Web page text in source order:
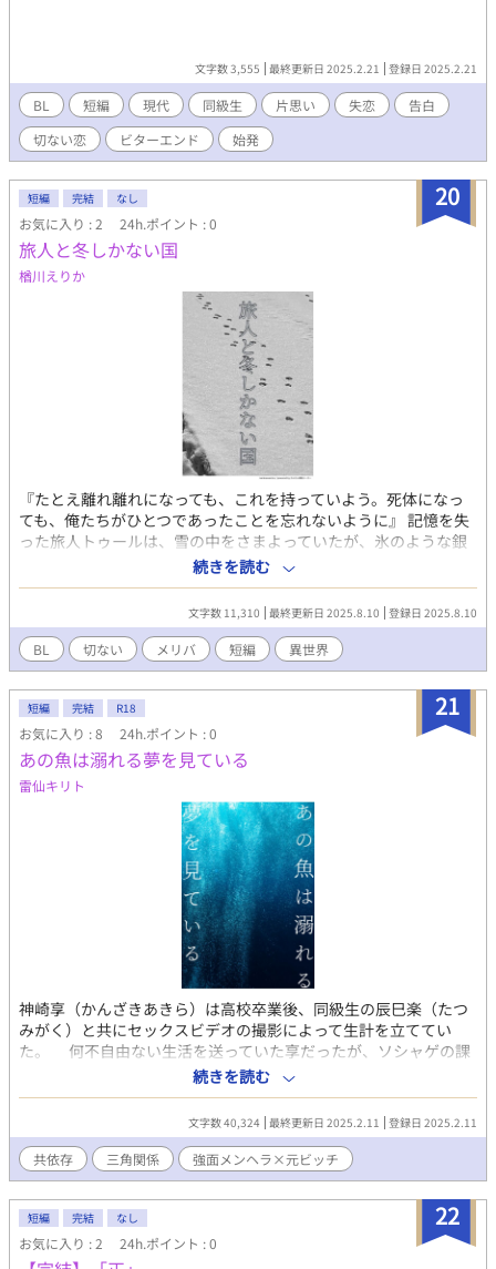
文字数 3,555 最終更新日 2025.2.21 登録日 2025.2.21
BL 短編 現代 同級生 片思い 失恋
告白
切ない恋
ビターエンド 始発
20
短編 完結 なし
お気に入り : 2 24h.ポイント : 0
旅人と冬しかない国
楢川えりか
『たとえ離れ離れになっても、これを持っていよう。死体になっ
ても、俺たちがひとつであったことを忘れないように』 記憶を失
った旅人トゥールは、雪の中をさまよっていたが、氷のような銀
髪と瞳を持つ少年レァーダスに助けられ、「学校」に迎え入れら
れる。 学校では、レァーダスによく似た姿を持つ、シュネーとい
う教師が「あなたに会いたかった」と彼に囁く。彼はなぜかトゥ
ールの持つ木彫りのペンダントと対になるペンダントを持ってい
た。 初対面とは思えない彼のまなざしに魅入られて、ふたりはす
ぐに親密になる。 幸せなひとときを過ごすふたりだが、その生活
には少しずつ綻びが見え始めていた。 白い猫、木彫りのお守り、
不気味な人形、凍りついた噴水、永遠に春の来ない学校……。 や
がて世界がその残酷な全容を現すとき、トゥールは愛と死の選択
を迫られる。 ※メリバ、ビターエンドです。
続きを読む
文字数 11,310 最終更新日 2025.8.10 登録日 2025.8.10
BL 切ない メリバ 短編 異世界
21
短編 完結 R18
お気に入り : 8 24h.ポイント : 0
あの魚は溺れる夢を見ている
雷仙キリト
神崎享（かんざきあきら）は高校卒業後、同級生の辰巳楽（たつ
みがく）と共にセックスビデオの撮影によって生計を立ててい
た。 何不自由ない生活を送っていた享だったが、ソシャゲの課
金を楽に咎められたのを切っ掛けに今の生活に物足りなさと不満
を感じ、コンビニでアルバイトを始める。 夜中にコソコソと出
かけていく享に不審を抱いた楽は、かつての「悪癖」が振り返し
たのではないかと疑い始め……？ ・肉体は受け攻め固定ですが、
精神的にはかなりリバで、受けが攻めを抱く妄想をするシーンも
あります ・受けの女性関係、男性関係の描写があります ・ハッピ
ーエンドともバッドエンドともビターエンドとも言えない結末で
す ・肉体的、精神的暴力の描写が受け攻め問わずあります ・序盤
にハート喘ぎあり 昔書いた小説 『夜は深く、白く』
https://www.alphapolis.co.jp/novel/296330168/949918734 の
続きを読む
文字数 40,324 最終更新日 2025.2.11 登録日 2025.2.11
共依存 三角関係 強面メンヘラ×元ビッチ
22
短編 完結 なし
お気に入り : 2 24h.ポイント : 0